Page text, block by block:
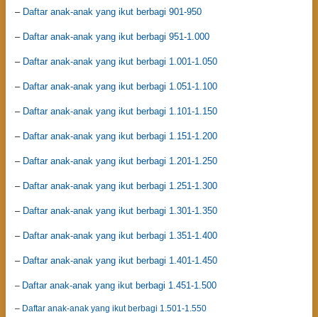
– Daftar anak-anak yang ikut berbagi 901-950
– Daftar anak-anak yang ikut berbagi 951-1.000
– Daftar anak-anak yang ikut berbagi 1.001-1.050
– Daftar anak-anak yang ikut berbagi 1.051-1.100
– Daftar anak-anak yang ikut berbagi 1.101-1.150
– Daftar anak-anak yang ikut berbagi 1.151-1.200
– Daftar anak-anak yang ikut berbagi 1.201-1.250
– Daftar anak-anak yang ikut berbagi 1.251-1.300
– Daftar anak-anak yang ikut berbagi 1.301-1.350
– Daftar anak-anak yang ikut berbagi 1.351-1.400
– Daftar anak-anak yang ikut berbagi 1.401-1.450
– Daftar anak-anak yang ikut berbagi 1.451-1.500
– Daftar anak-anak yang ikut berbagi 1.501-1.550